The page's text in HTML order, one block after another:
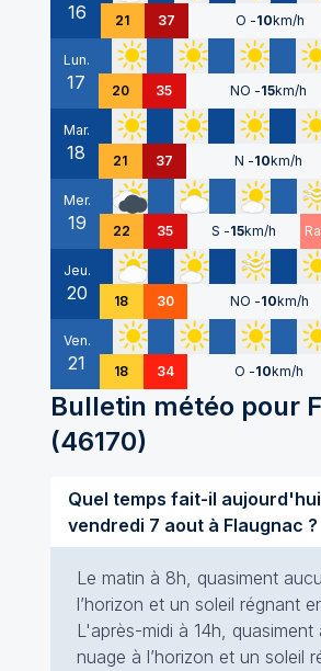
16 21 37 O -10km/h
Lun.
17 20 35 NO -15km/h
Mar.
18 21 37 N -10km/h
Mer.
19 22 35 S -15km/h
Jeu.
20 18 30 NO -10km/h
Ven.
21 18 34 O -10km/h
Bulletin météo pour
(46170)
Quel temps fait-il aujourd'hui
vendredi 7 aout à Flaugnac ?
Le matin à 8h, quasiment
l’horizon et un soleil régnant
L'après-midi à 14h, quasiment
nuage à l’horizon et un soleil